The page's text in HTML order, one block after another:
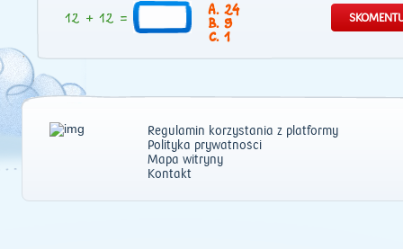
24
9
1
Regulamin korzystania z platformy
Polityka prywatności
Mapa witryny
Kontakt